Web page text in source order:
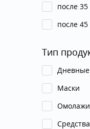
после 35
после 45
Тип
Маски